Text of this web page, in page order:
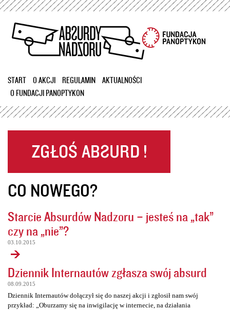
Przejdź
treści
START O AKCJI REGULAMIN
AKTUALNOŚCI
O FUNDACJI PANOPTYKON
CO NOWEGO?
Starcie Absurdów Nadzoru – jesteś na „tak”
czy na „nie”?
03.10.2015
Dziennik Internautów zgłasza swój absurd
08.09.2015
Dziennik Internautów dołączył się do naszej akcji i zgłosił nam swój
przykład: „Oburzamy się na inwigilację w internecie, na działania